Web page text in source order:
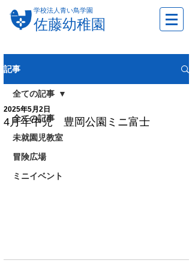
佐藤幼稚園
学校法人青い鳥学園
記事
全ての記事
未就園児教室
冒険広場
ミニイベント
全ての記事
4月年中児 豊岡公園ミニ富士
2025年5月2日